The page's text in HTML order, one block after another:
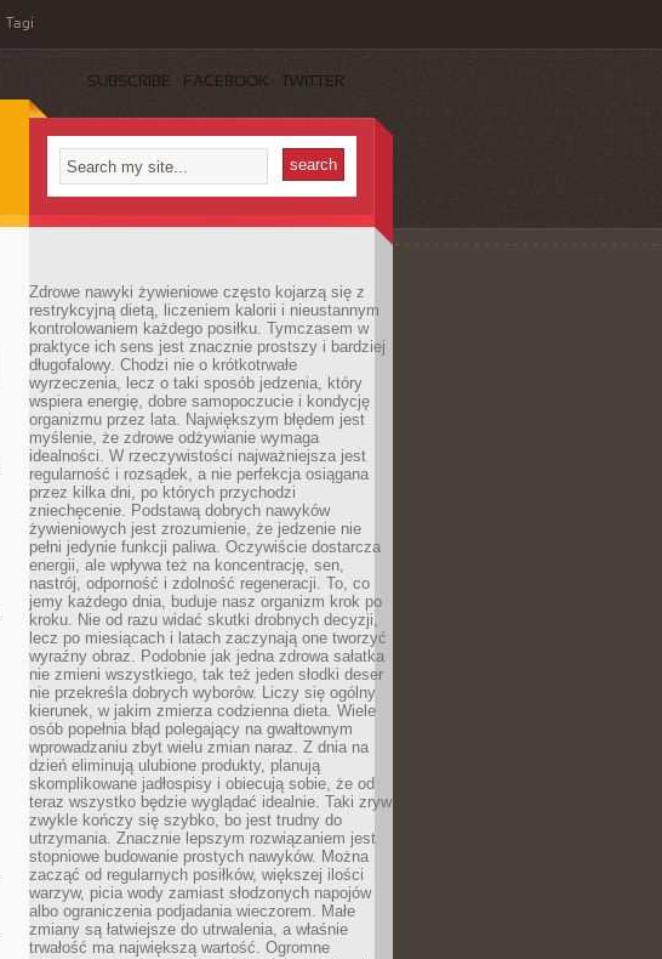
Tagi
SUBSCRIBE FACEBOOK TWITTER
Zdrowe nawyki żywieniowe często kojarzą się z
restrykcyjną dietą, liczeniem kalorii i nieustannym
kontrolowaniem każdego posiłku. Tymczasem w
praktyce ich sens jest znacznie prostszy i bardziej
długofalowy. Chodzi nie o krótkotrwałe
wyrzeczenia, lecz o taki sposób jedzenia, który
wspiera energię, dobre samopoczucie i kondycję
organizmu przez lata. Największym błędem jest
myślenie, że zdrowe odżywianie wymaga
idealności. W rzeczywistości najważniejsza jest
regularność i rozsądek, a nie perfekcja osiągana
przez kilka dni, po których przychodzi
zniechęcenie. Podstawą dobrych nawyków
żywieniowych jest zrozumienie, że jedzenie nie
pełni jedynie funkcji paliwa. Oczywiście dostarcza
energii, ale wpływa też na koncentrację, sen,
nastrój, odporność i zdolność regeneracji. To, co
jemy każdego dnia, buduje nasz organizm krok po
kroku. Nie od razu widać skutki drobnych decyzji,
lecz po miesiącach i latach zaczynają one tworzyć
wyraźny obraz. Podobnie jak jedna zdrowa sałatka
nie zmieni wszystkiego, tak też jeden słodki deser
nie przekreśla dobrych wyborów. Liczy się ogólny
kierunek, w jakim zmierza codzienna dieta. Wiele
osób popełnia błąd polegający na gwałtownym
wprowadzaniu zbyt wielu zmian naraz. Z dnia na
dzień eliminują ulubione produkty, planują
skomplikowane jadłospisy i obiecują sobie, że od
teraz wszystko będzie wyglądać idealnie. Taki zryw
zwykle kończy się szybko, bo jest trudny do
utrzymania. Znacznie lepszym rozwiązaniem jest
stopniowe budowanie prostych nawyków. Można
zacząć od regularnych posiłków, większej ilości
warzyw, picia wody zamiast słodzonych napojów
albo ograniczenia podjadania wieczorem. Małe
zmiany są łatwiejsze do utrwalenia, a właśnie
trwałość ma największą wartość. Ogromne